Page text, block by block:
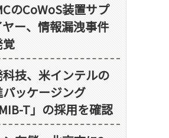
のCoWoS装置サプ
ヤー、情報漏洩事件
覚
科技、米インテルの
ッケージング
T」の採用を確認